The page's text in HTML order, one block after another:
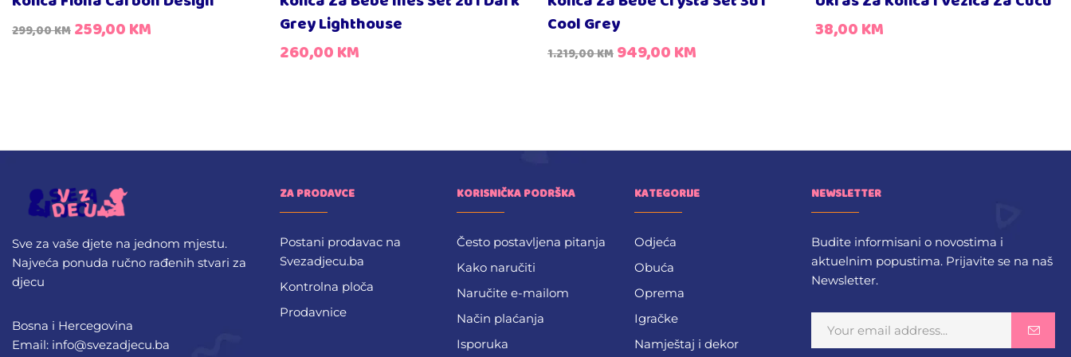
299,00KM 259,00KM
Grey Lighthouse
260,00KM
Cool Grey
1.219,00KM 949,00KM
38,00KM
Sve za vaše djete na jednom mjestu.
Najveća ponuda ručno rađenih stvari za
djecu
Bosna i Hercegovina
Email: info@svezadjecu.ba
ZA PRODAVCE
Postani prodavac na
Svezadjecu.ba
Kontrolna ploča
Prodavnice
KORISNIČKA PODRŠKA
Često postavljena pitanja
Kako naručiti
Naručite e-mailom
Način plaćanja
Isporuka
KATEGORIJE
Odjeća
Obuća
Oprema
Igračke
Namještaj i dekor
NEWSLETTER
Budite informisani o novostima i
aktuelnim popustima. Prijavite se na naš
Newsletter.